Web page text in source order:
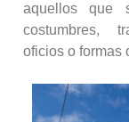
aquellos que
costumbres,
oficios o formas